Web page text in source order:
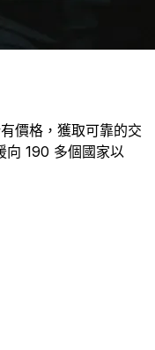
價格，獲取可靠的交
向 190 多個國家以